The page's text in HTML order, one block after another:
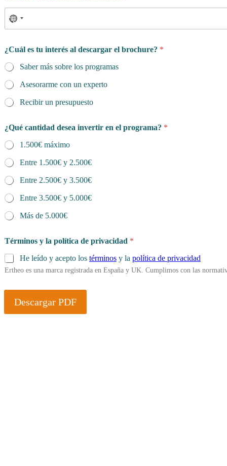
¿Cuál es tu interés al descargar el brochure? *
Saber más sobre los programas
Asesorarme con un experto
Recibir un presupuesto
¿Qué cantidad desea invertir en el programa? *
1.500€ máximo
Entre 1.500€ y 2.500€
Entre 2.500€ y 3.500€
Entre 3.500€ y 5.000€
Más de 5.000€
Términos y la política de privacidad *
He leído y acepto los términos y la política de privacidad
Ertheo es una marca registrada en España y UK. Cumplimos con las
Descargar PDF